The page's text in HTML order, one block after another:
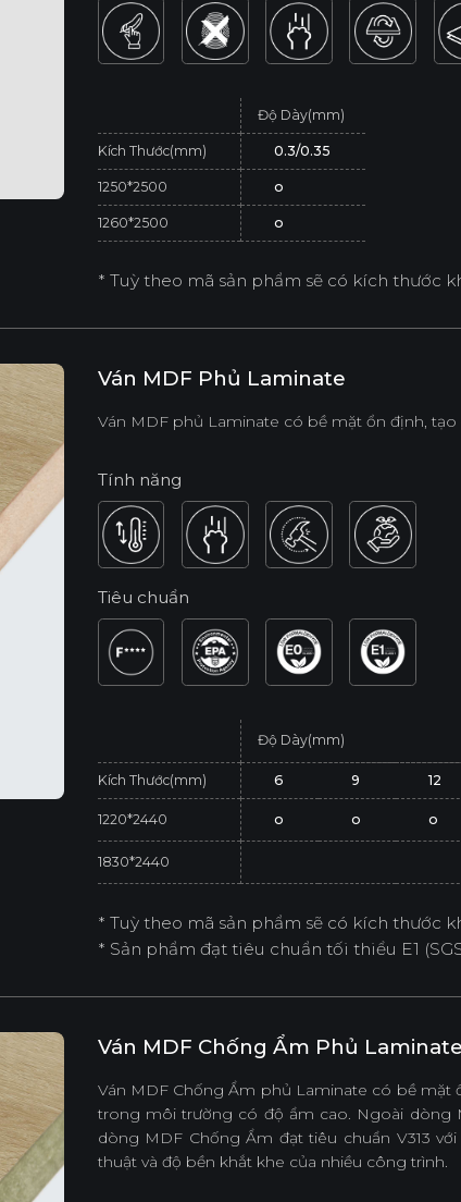
Độ Dày(mm)
Kích Thước(mm) 0.3/0.35
1250*2500 o
1260*2500 o
* Tuỳ theo mã sản phẩm sẽ có kích thước
Ván MDF Phủ Laminate
Ván MDF phủ Laminate có bề mặt ổn định,
Tính năng
Tiêu chuẩn
Độ Dày(mm)
Kích Thước(mm) 6 9 12
1220*2440 o o o
1830*2440
* Tuỳ theo mã sản phẩm sẽ có kích thước
* Sản phẩm đạt tiêu chuẩn tối thiểu E1 (SGS
Ván MDF Chống Ẩm Phủ Laminate
Ván MDF Chống Ẩm phủ Laminate có bề
trong môi trường có độ ẩm cao. Ngoài dòng
dòng MDF Chống Ẩm đạt tiêu chuẩn V313
thuật và độ bền khắt khe của nhiều công trình.